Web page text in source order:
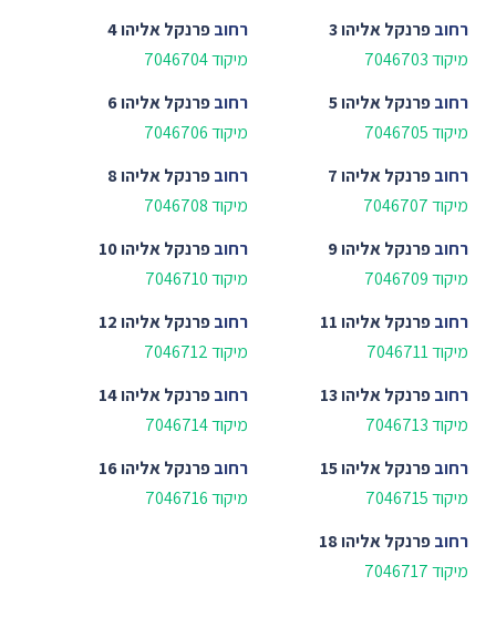
רחובפרנקל אליהו 3
מיקוד 7046703
רחובפרנקל אליהו 4
מיקוד 7046704
רחובפרנקל אליהו 5
מיקוד 7046705
רחובפרנקל אליהו 6
מיקוד 7046706
רחובפרנקל אליהו 7
מיקוד 7046707
רחובפרנקל אליהו 8
מיקוד 7046708
רחובפרנקל אליהו 9
מיקוד 7046709
רחובפרנקל אליהו 10
מיקוד 7046710
רחובפרנקל אליהו 11
מיקוד 7046711
רחובפרנקל אליהו 12
מיקוד 7046712
רחובפרנקל אליהו 13
מיקוד 7046713
רחובפרנקל אליהו 14
מיקוד 7046714
רחובפרנקל אליהו 15
מיקוד 7046715
רחובפרנקל אליהו 16
מיקוד 7046716
רחובפרנקל אליהו 18
מיקוד 7046717